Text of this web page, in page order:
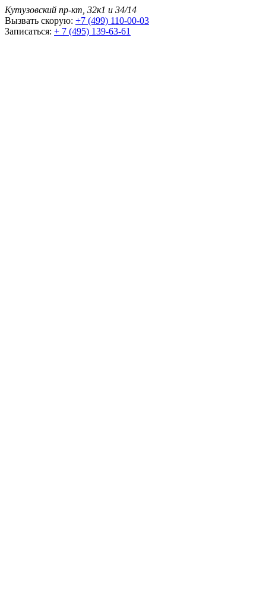
Кутузовский пр-кт, 32к1 и 34/14
Вызвать скорую: +7 (499) 110-00-03
Записаться: + 7 (495) 139-63-61